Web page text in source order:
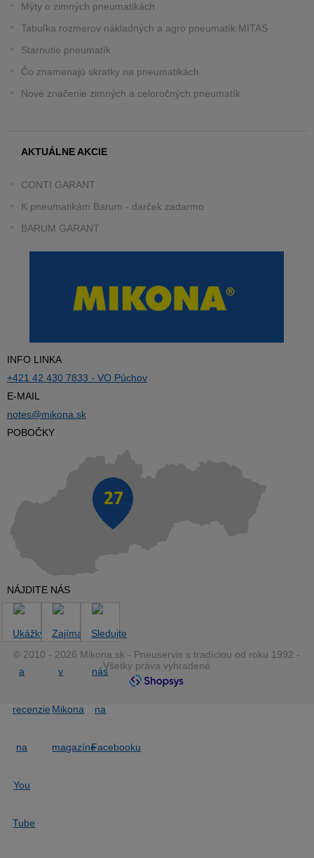
Mýty o zimných pneumatikách
Tabuľka rozmerov nákladných a agro pneumatík MITAS
Starnutie pneumatík
Čo znamenajú skratky na pneumatikách
Nové značenie zimných a celoročných pneumatík
AKTUÁLNE AKCIE
CONTI GARANT
K pneumatikám Barum - darček zadarmo
BARUM GARANT
INFO LINKA
+421 42 430 7833 - VO Púchov
E-MAIL
notes@mikona.sk
POBOČKY
NÁJDITE NÁS
© 2010 - 2026 Mikona.sk - Pneuservis s tradíciou od roku 1992 -
Všetky práva vyhradené